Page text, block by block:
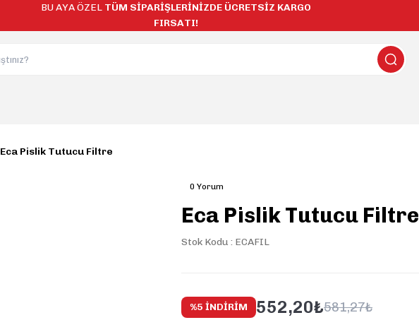
BU AYA ÖZEL TÜM SİPARİŞLERİNİZDE ÜCRETSİZ KARGO
FIRSATI!
Eca Pislik Tutucu Filtre
0 Yorum
Eca Pislik Tutucu Filtre
Stok Kodu : ECAFIL
%5 İNDİRİM 552,20₺581,27₺